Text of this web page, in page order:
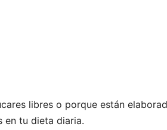
libres o porque están
en tu dieta diaria.